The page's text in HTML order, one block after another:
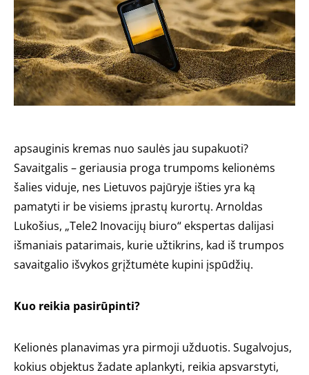
apsauginis kremas nuo saulės jau supakuoti?
Savaitgalis – geriausia proga trumpoms kelionėms
šalies viduje, nes Lietuvos pajūryje išties yra ką
pamatyti ir be visiems įprastų kurortų. Arnoldas
Lukošius, „Tele2 Inovacijų biuro“ ekspertas dalijasi
išmaniais patarimais, kurie užtikrins, kad iš trumpos
savaitgalio išvykos grįžtumėte kupini įspūdžių.
Kuo reikia pasirūpinti?
Kelionės planavimas yra pirmoji užduotis. Sugalvojus,
kokius objektus žadate aplankyti, reikia apsvarstyti,